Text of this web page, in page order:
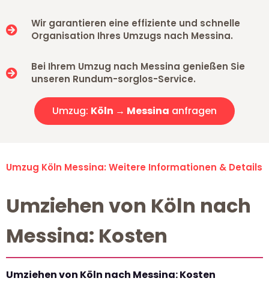
Wir garantieren eine effiziente und schnelle
Organisation Ihres Umzugs nach Messina.
Bei Ihrem Umzug nach Messina genießen Sie
unseren Rundum-sorglos-Service.
Umzug: Köln → Messina anfragen
Umzug Köln Messina: Weitere Informationen & Details
Umziehen von Köln nach
Messina: Kosten
Umziehen von Köln nach Messina: Kosten